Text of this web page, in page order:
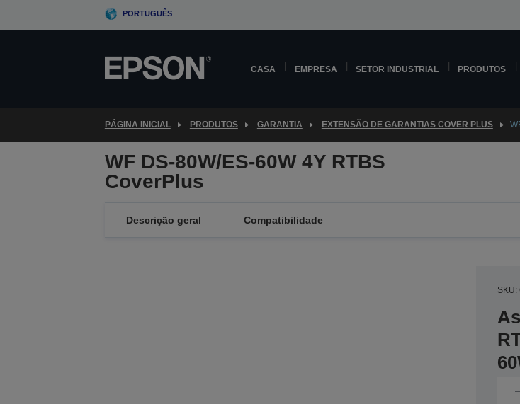
PORTUGUÊS
CASA EMPRESA SETOR INDUSTRIAL PRODUTOS
PÁGINA INICIAL PRODUTOS GARANTIA EXTENSÃO DE GARANTIAS COVER PLUS
WF DS-80W/ES-60W 4Y RTBS
CoverPlus
Descrição geral Compatibilidade
SKU: